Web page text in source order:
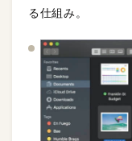
る仕組み。